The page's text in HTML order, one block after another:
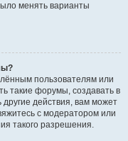
менять варианты
пользователям или
такие форумы, создавать в
действия, вам может
с модератором или
такого разрешения.